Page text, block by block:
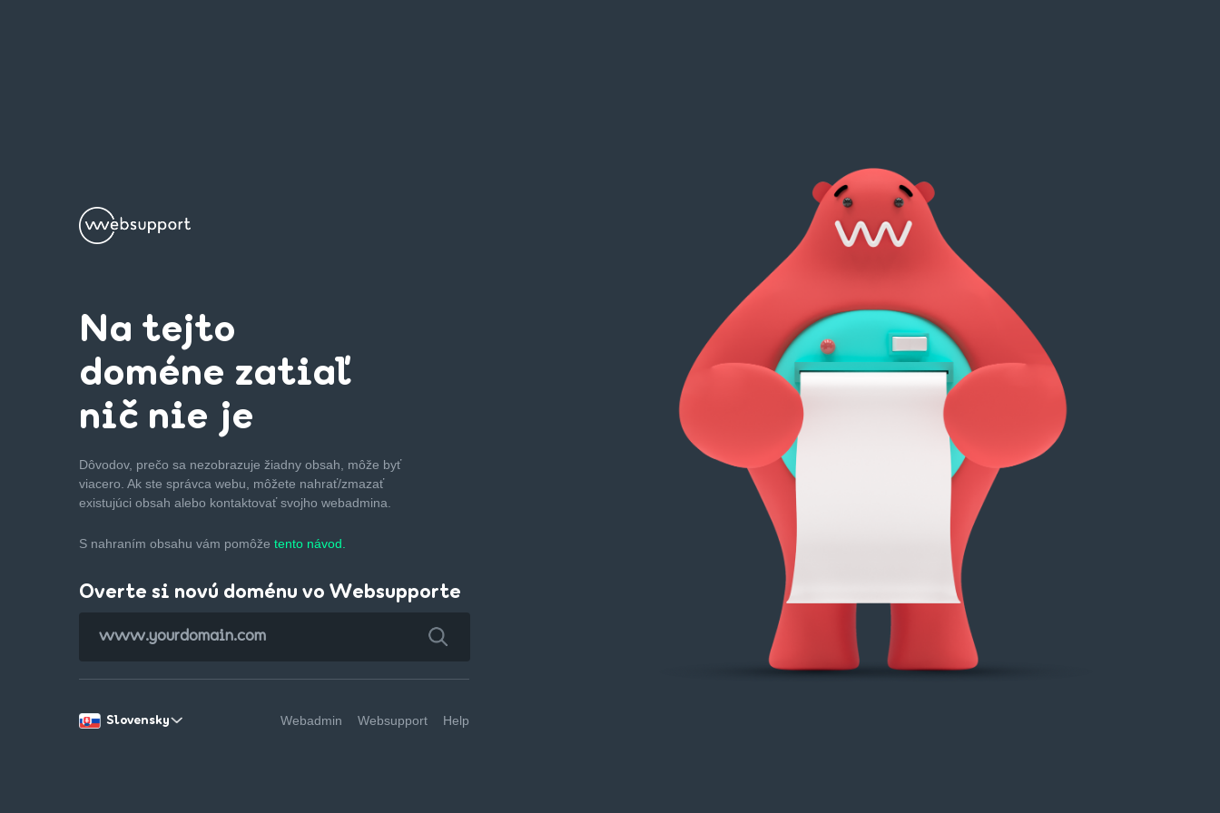
Na tejto
doméne zatiaľ
nič nie je
Dôvodov, prečo sa nezobrazuje žiadny obsah, môže byť
viacero. Ak ste správca webu, môžete nahrať/zmazať
existujúci obsah alebo kontaktovať svojho webadmina.
S nahraním obsahu vám pomôže tento návod.
Overte si novú doménu vo Websupporte
Slovensky Webadmin Websupport Help